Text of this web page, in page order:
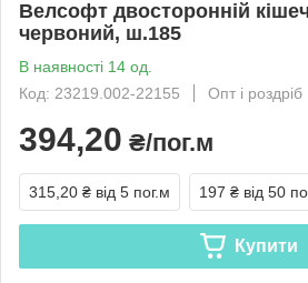
Велсофт двосторонній
червоний, ш.185
В наявності 14 од.
Код: 23219.002-22155
Опт і роздріб
394,20 ₴/пог.м
315,20 ₴ від 5 пог.м 197 ₴ від 50
Купити